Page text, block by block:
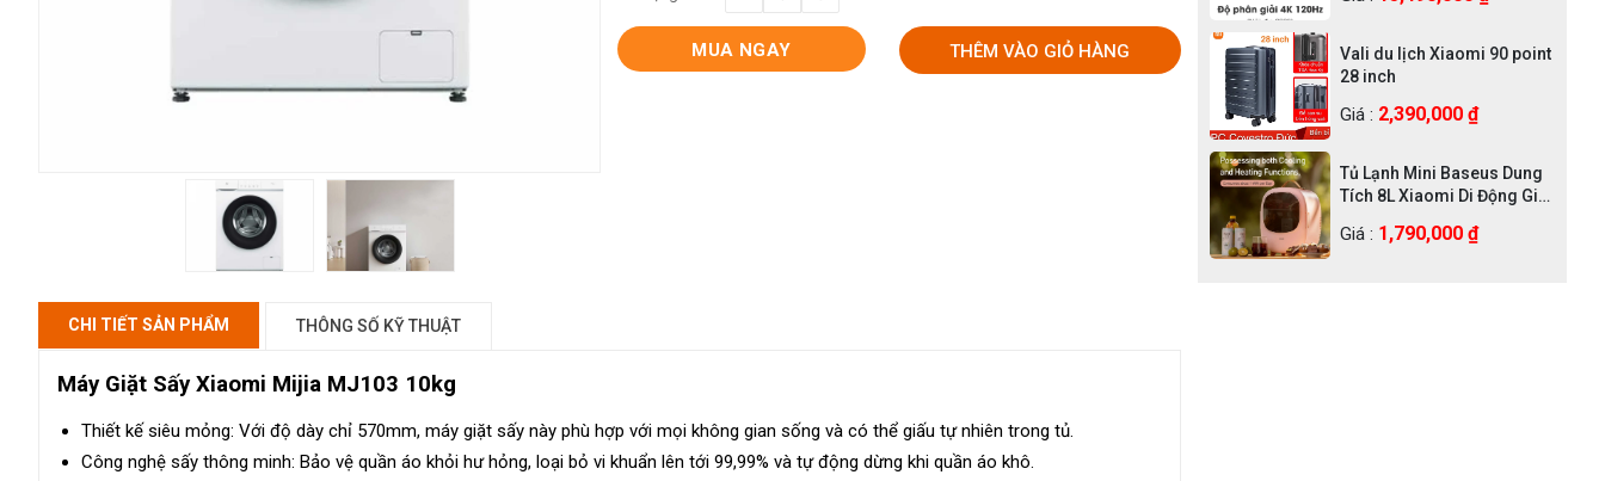
THÊM VÀO GIỎ HÀNG
MUA NGAY
CHI TIẾT SẢN PHẨM THÔNG SỐ KỸ THUẬT
Máy Giặt Sấy Xiaomi Mijia MJ103 10kg
Thiết kế siêu mỏng: Với độ dày chỉ 570mm, máy giặt sấy này phù hợp với mọi không gian sống và có thể giấu tự nhiên trong tủ.
Công nghệ sấy thông minh: Bảo vệ quần áo khỏi hư hỏng, loại bỏ vi khuẩn lên tới 99,99% và tự động dừng khi quần áo khô.
Vali du lịch Xiaomi 90 point
28 inch
Giá : 2,390,000 ₫
Tủ Lạnh Mini Baseus Dung
Tích 8L Xiaomi Di Động Giá
Giá : 1,790,000 ₫